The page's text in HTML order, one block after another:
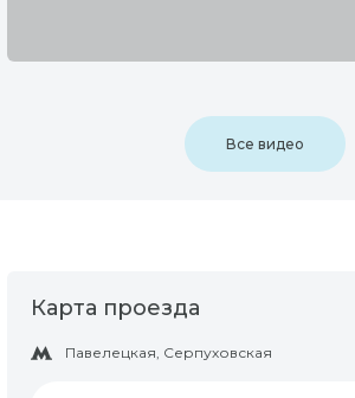
Все видео
Карта проезда
Павелецкая, Серпуховская